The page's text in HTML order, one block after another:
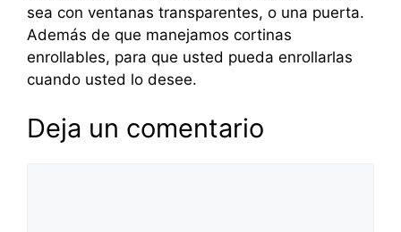
sea con ventanas transparentes, o una puerta.
Además de que manejamos cortinas
enrollables, para que usted pueda enrollarlas
cuando usted lo desee.
Deja un comentario